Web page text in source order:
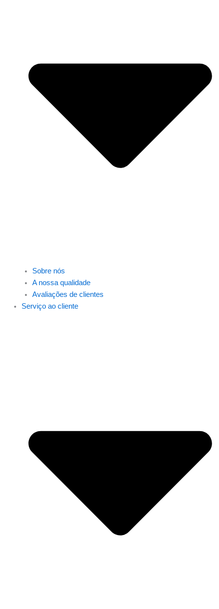
Sobre nós
A nossa qualidade
Avaliações de clientes
Serviço ao cliente